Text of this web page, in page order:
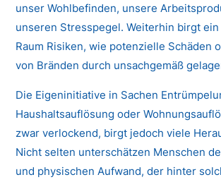
unser Wohlbefinden, unsere
unseren Stresspegel. Weiterhin birgt
Raum Risiken, wie potenzielle Schäden
von Bränden durch unsachgemäß
Die Eigeninitiative in Sachen
Haushaltsauflösung oder
zwar verlockend, birgt jedoch viele
Nicht selten unterschätzen Menschen
und physischen Aufwand, der hinter